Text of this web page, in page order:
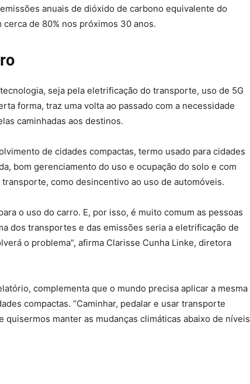
anuais de dióxido de carbono equivalente do
de 80% nos próximos 30 anos.
seja pela eletrificação do transporte, uso de 5G
forma, traz uma volta ao passado com a necessidade
caminhadas aos destinos.
de cidades compactas, termo usado para cidades
bom gerenciamento do uso e ocupação do solo e com
como desincentivo ao uso de automóveis.
o uso do carro. E, por isso, é muito comum as pessoas
dos transportes e das emissões seria a eletrificação de
o problema”, afirma Clarisse Cunha Linke, diretora
complementa que o mundo precisa aplicar a mesma
compactas. “Caminhar, pedalar e usar transporte
manter as mudanças climáticas abaixo de níveis